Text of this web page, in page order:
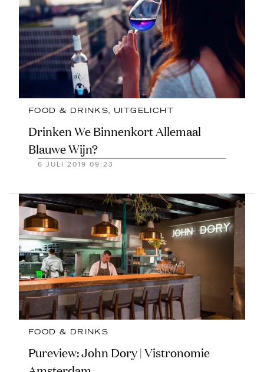
FOOD & DRINKS UITGELICHT
Drinken We Binnenkort Allemaal
Blauwe Wijn?
6 JULI 2019 09:23
FOOD & DRINKS
Pureview: John Dory | Vistronomie